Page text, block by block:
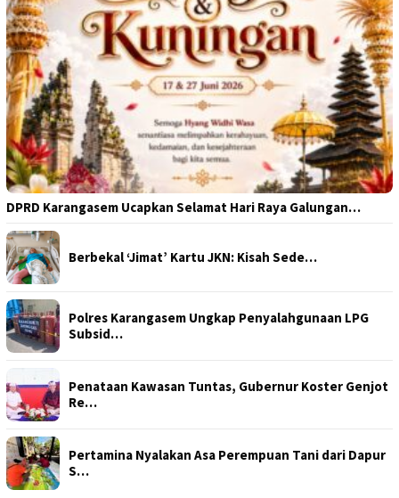
DPRD Karangasem Ucapkan Selamat Hari Raya Galungan…
Berbekal ‘Jimat’ Kartu JKN: Kisah Sede…
Polres Karangasem Ungkap Penyalahgunaan LPG
Subsid…
Penataan Kawasan Tuntas, Gubernur Koster Genjot
Re…
Pertamina Nyalakan Asa Perempuan Tani dari Dapur
S…